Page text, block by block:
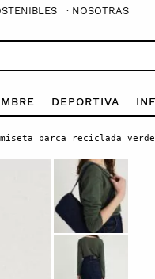
· NOSOTRAS
DEPORTIVA
barca reciclada verde